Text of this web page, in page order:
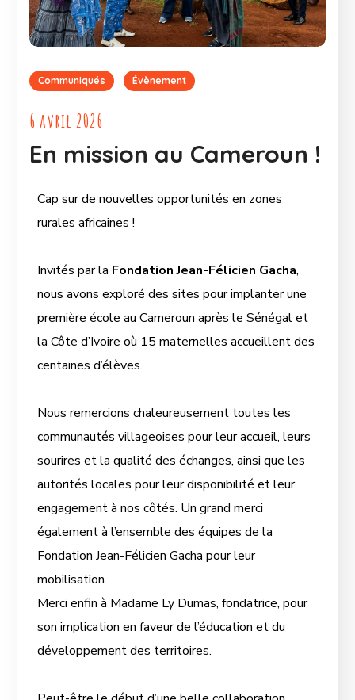
Communiqués Évènement
6 avril 2026
En mission au Cameroun !
Cap sur de nouvelles opportunités en zones
rurales africaines !
Invités par la Fondation Jean-Félicien Gacha,
nous avons exploré des sites pour implanter une
première école au Cameroun après le Sénégal et
la Côte d’Ivoire où 15 maternelles accueillent des
centaines d’élèves.
Nous remercions chaleureusement toutes les
communautés villageoises pour leur accueil, leurs
sourires et la qualité des échanges, ainsi que les
autorités locales pour leur disponibilité et leur
engagement à nos côtés. Un grand merci
également à l’ensemble des équipes de la
Fondation Jean-Félicien Gacha pour leur
mobilisation.
Merci enfin à Madame Ly Dumas, fondatrice, pour
son implication en faveur de l’éducation et du
développement des territoires.